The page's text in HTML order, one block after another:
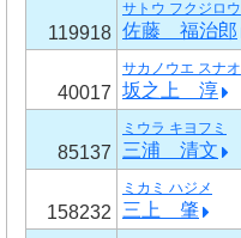
119918
サトウ フクジロウ
佐藤 福治郎
40017
サカノウエ スナオ
坂之上 淳
85137
ミウラ キヨフミ
三浦 清文
158232
ミカミ ハジメ
三上 肇